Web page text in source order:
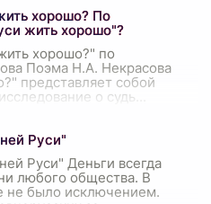
хорошо? По
жить хорошо"?
хорошо?" по
Поэма Н.А. Некрасова
представляет собой
о судь
Руси"
Руси" Деньги всегда
любого общества. В
не было исключением.